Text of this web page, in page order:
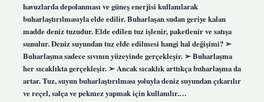
havuzlarda depolanması ve güneş enerjisi kullanılarak
buharlaştırılmasıyla elde edilir. Buharlaşan sudan geriye kalan
madde deniz tuzudur. Elde edilen tuz işlenir, paketlenir ve satışa
sunulur. Deniz suyundan tuz elde edilmesi hangi hal değişimi? ➢
Buharlaşma sadece sıvının yüzeyinde gerçekleşir. ➢ Buharlaşma
her sıcaklıkta gerçekleşir. ➢ Ancak sıcaklık arttıkça buharlaşma da
artar. Tuz, suyun buharlaştırılması yoluyla deniz suyundan çıkarılır
ve reçel, salça ve pekmez yapmak için kullanılır.…